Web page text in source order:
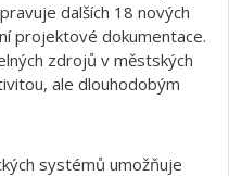
dalších 18 nových
projektové dokumentace.
zdrojů v městských
ale dlouhodobým
systémů umožňuje